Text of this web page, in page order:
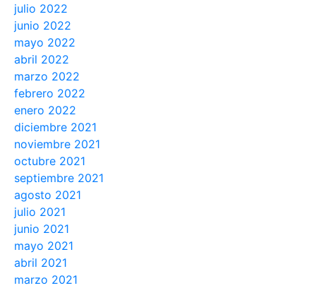
julio 2022
junio 2022
mayo 2022
abril 2022
marzo 2022
febrero 2022
enero 2022
diciembre 2021
noviembre 2021
octubre 2021
septiembre 2021
agosto 2021
julio 2021
junio 2021
mayo 2021
abril 2021
marzo 2021